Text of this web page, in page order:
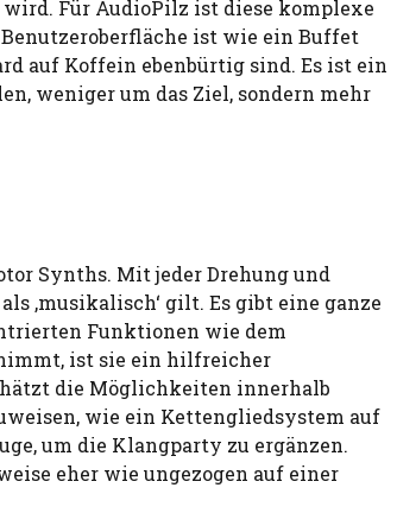
Für AudioPilz ist diese komplexe
ist wie ein Buffet
auf Koffein ebenbürtig sind. Es ist ein
weniger um das Ziel, sondern mehr
Synths. Mit jeder Drehung und
‚musikalisch‘ gilt. Es gibt eine ganze
Funktionen wie dem
ist sie ein hilfreicher
die Möglichkeiten innerhalb
wie ein Kettengliedsystem auf
um die Klangparty zu ergänzen.
eher wie ungezogen auf einer